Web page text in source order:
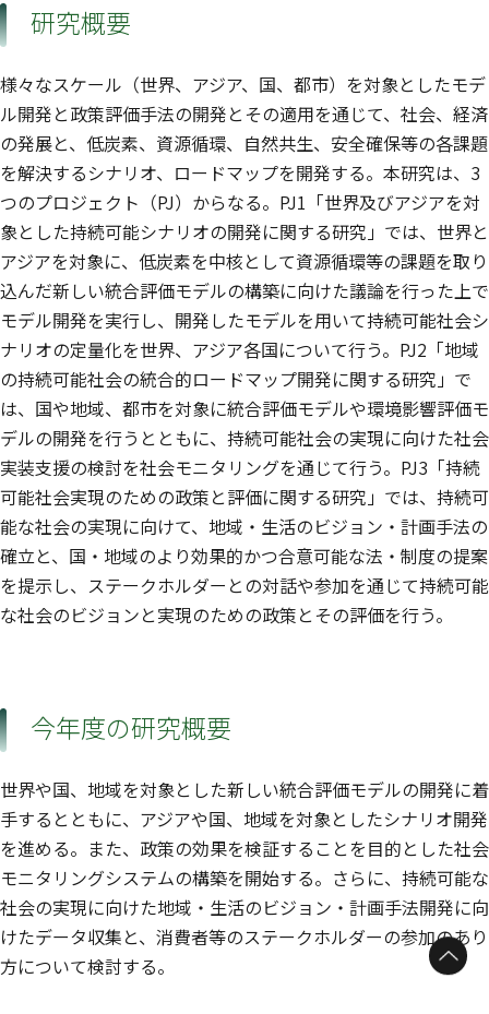
高倉 潤也
社会システム領域
江守 正多
花崎 直太
気候変動適応センタ
ー
横畠 徳太
地球システム領域
伊藤 昭彦
南齋 規介
資源循環領域
永島 達也
地球システム領域
井上 智美
生物多様性領域
角谷 拓
生物多様性領域
五味 馨
福島地域協働研究拠
岡寺 智大
地域環境保全領域
稲葉 陸太
資源循環領域
深澤 圭太
生物多様性領域
戸川 卓哉
福島地域協働研究拠
点
田崎 智宏
資源循環領域
平野 勇二郎
社会システム領域
中村 省吾
福島地域協働研究拠
点
研究概要
様々なスケール（世界、アジア、国、都市）を対象としたモデ
ル開発と政策評価手法の開発とその適用を通じて、社会、経済
の発展と、低炭素、資源循環、自然共生、安全確保等の各課題
を解決するシナリオ、ロードマップを開発する。本研究は、3
つのプロジェクト（PJ）からなる。PJ1「世界及びアジアを対
象とした持続可能シナリオの開発に関する研究」では、世界と
アジアを対象に、低炭素を中核として資源循環等の課題を取り
込んだ新しい統合評価モデルの構築に向けた議論を行った上で
モデル開発を実行し、開発したモデルを用いて持続可能社会シ
ナリオの定量化を世界、アジア各国について行う。PJ2「地域
の持続可能社会の統合的ロードマップ開発に関する研究」で
は、国や地域、都市を対象に統合評価モデルや環境影響評価モ
デルの開発を行うとともに、持続可能社会の実現に向けた社会
実装支援の検討を社会モニタリングを通じて行う。PJ3「持続
可能社会実現のための政策と評価に関する研究」では、持続可
能な社会の実現に向けて、地域・生活のビジョン・計画手法の
確立と、国・地域のより効果的かつ合意可能な法・制度の提案
を提示し、ステークホルダーとの対話や参加を通じて持続可能
な社会のビジョンと実現のための政策とその評価を行う。
今年度の研究概要
世界や国、地域を対象とした新しい統合評価モデルの開発に着
手するとともに、アジアや国、地域を対象としたシナリオ開発
を進める。また、政策の効果を検証することを目的とした社会
モニタリングシステムの構築を開始する。さらに、持続可能な
社会の実現に向けた地域・生活のビジョン・計画手法開発に向
けたデータ収集と、消費者等のステークホルダーの参加のあり
方について検討する。